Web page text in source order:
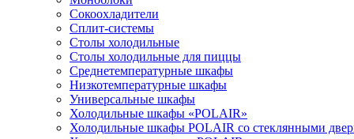
Сокоохладители
Сплит-системы
Столы холодильные
Столы холодильные для пиццы
Среднетемпературные шкафы
Низкотемпературные шкафы
Универсальные шкафы
Холодильные шкафы «POLAIR»
Холодильные шкафы POLAIR со стеклянными